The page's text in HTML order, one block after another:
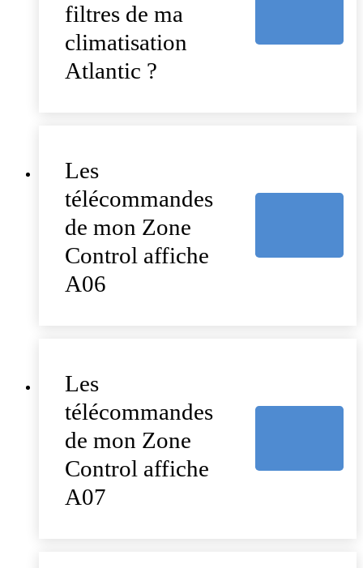
filtres de ma
climatisation
Atlantic ?
Les
télécommandes
de mon Zone
Control affiche
A06
Les
télécommandes
de mon Zone
Control affiche
A07